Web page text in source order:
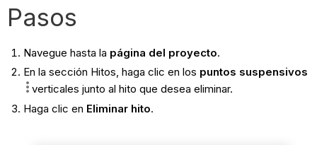
Pasos
Navegue hasta la página del proyecto.
En la sección Hitos, haga clic en los puntos suspensivos
verticales junto al hito que desea eliminar.
Haga clic en Eliminar hito.